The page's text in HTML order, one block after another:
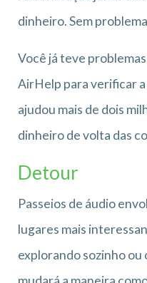
dinheiro. Sem
Você já teve
AirHelp para verificar
ajudou mais de dois
dinheiro de volta das
Detour
Passeios de áudio
lugares mais
explorando sozinho